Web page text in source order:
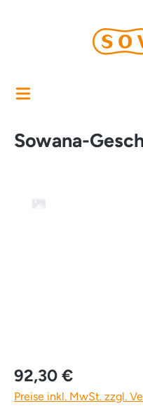
Sowana-
Bildergalerie überspringen
92,30 €
Preise inkl. MwSt. zzgl.